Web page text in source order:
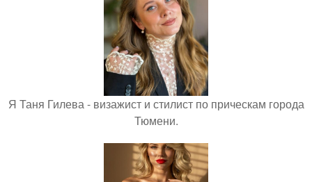
Я Таня Гилева - визажист и стилист по прическам города
Тюмени.